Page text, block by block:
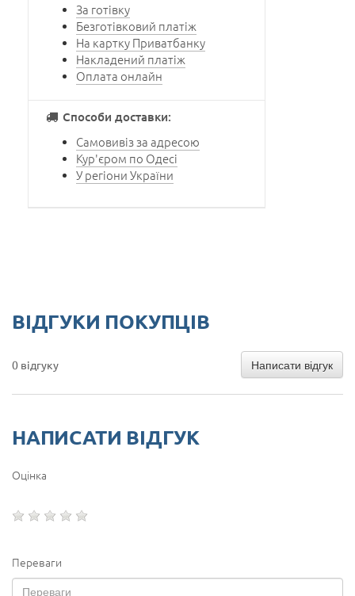
За готівку
Безготівковий платіж
На картку Приватбанку
Накладений платіж
Оплата онлайн
Способи доставки:
Самовивіз за адресою
Кур'єром по Одесі
У регіони України
ВІДГУКИ ПОКУПЦІВ
0 відгуку Написати відгук
НАПИСАТИ ВІДГУК
Оцінка
Переваги